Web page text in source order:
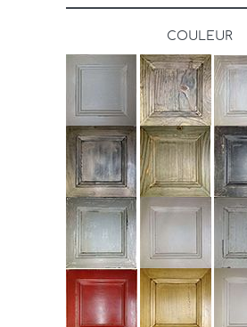
COULEUR